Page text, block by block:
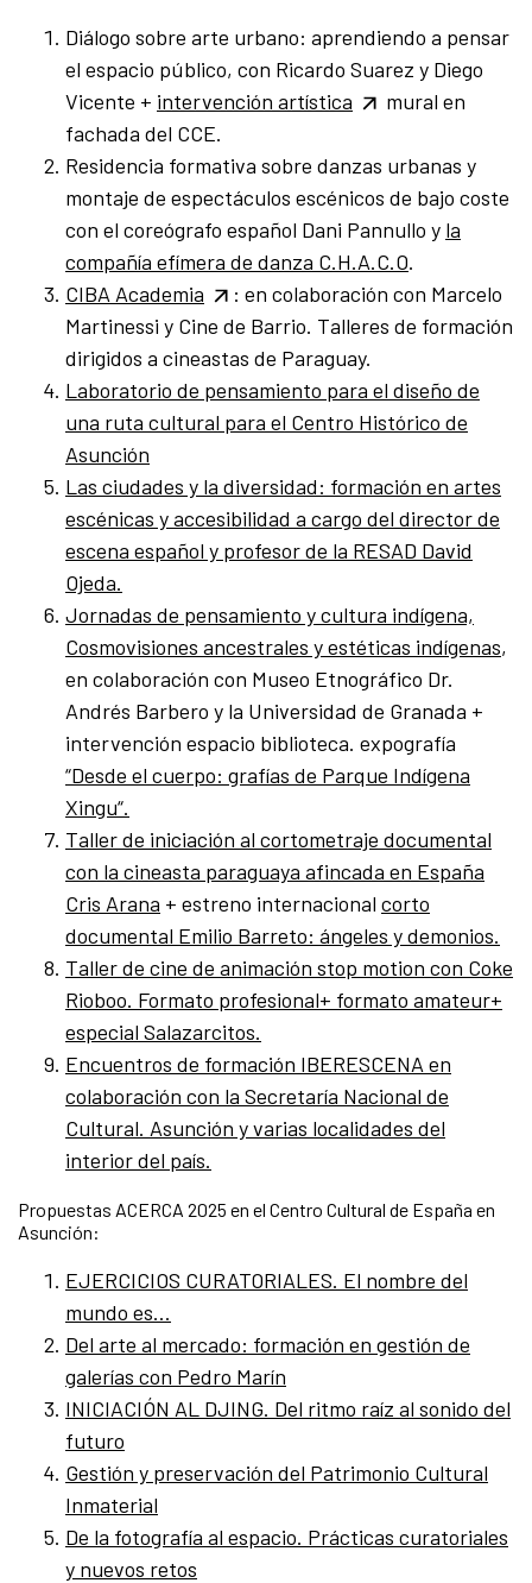
Diálogo sobre arte urbano: aprendiendo a pensar
el espacio público, con Ricardo Suarez y Diego
Vicente + intervención artística
mural en
fachada del CCE.
Residencia formativa sobre danzas urbanas y
montaje de espectáculos escénicos de bajo coste
con el coreógrafo español Dani Pannullo y la
compañía efímera de danza C.H.A.C.O.
CIBA Academia
: en colaboración con Marcelo
Martinessi y Cine de Barrio. Talleres de formación
dirigidos a cineastas de Paraguay.
Laboratorio de pensamiento para el diseño de
una ruta cultural para el Centro Histórico de
Asunción
Las ciudades y la diversidad: formación en artes
escénicas y accesibilidad a cargo del director de
escena español y profesor de la RESAD David
Ojeda.
Jornadas de pensamiento y cultura indígena,
Cosmovisiones ancestrales y estéticas indígenas,
en colaboración con Museo Etnográfico Dr.
Andrés Barbero y la Universidad de Granada +
intervención espacio biblioteca. expografía
“Desde el cuerpo: grafías de Parque Indígena
Xingu“.
Taller de iniciación al cortometraje documental
con la cineasta paraguaya afincada en España
Cris Arana + estreno internacional corto
documental Emilio Barreto: ángeles y demonios.
Taller de cine de animación stop motion con Coke
Rioboo. Formato profesional+ formato amateur+
especial Salazarcitos.
Encuentros de formación IBERESCENA en
colaboración con la Secretaría Nacional de
Cultural. Asunción y varias localidades del
interior del país.
Propuestas ACERCA 2025 en el Centro Cultural de España en
Asunción:
EJERCICIOS CURATORIALES. El nombre del
mundo es…
Del arte al mercado: formación en gestión de
galerías con Pedro Marín
INICIACIÓN AL DJING. Del ritmo raíz al sonido del
futuro
Gestión y preservación del Patrimonio Cultural
Inmaterial
De la fotografía al espacio. Prácticas curatoriales
y nuevos retos